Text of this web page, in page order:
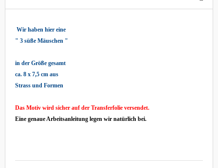
Wir haben hier eine
" 3 süße Mäuschen "
in der Größe gesamt
ca. 8 x 7,5 cm aus
Strass und Formen
Das Motiv wird sicher auf der Transferfolie versendet.
Eine genaue Arbeitsanleitung legen wir natürlich bei.